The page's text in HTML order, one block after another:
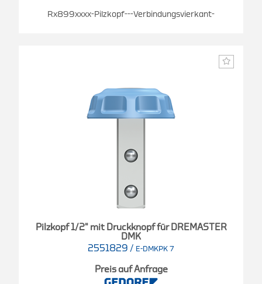
Rx899xxxx-Pilzkopf---Verbindungsvierkant-
Pilzkopf 1/2" mit Druckknopf für DREMASTER
DMK
2551829 / E-DMKPK 7
Preis auf Anfrage